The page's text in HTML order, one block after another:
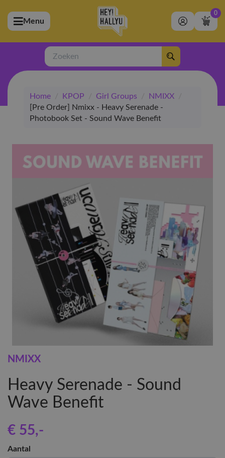
(Artiesten)
(Merchandise)
(Exclusive)
(Winkel)
Menu
0
Zoeken
Home / KPOP / Girl Groups / NMIXX
/
[Pre Order] Nmixx - Heavy Serenade -
Photobook Set - Sound Wave Benefit
NMIXX
Heavy Serenade - Sound
Wave Benefit
€ 55,-
Aantal